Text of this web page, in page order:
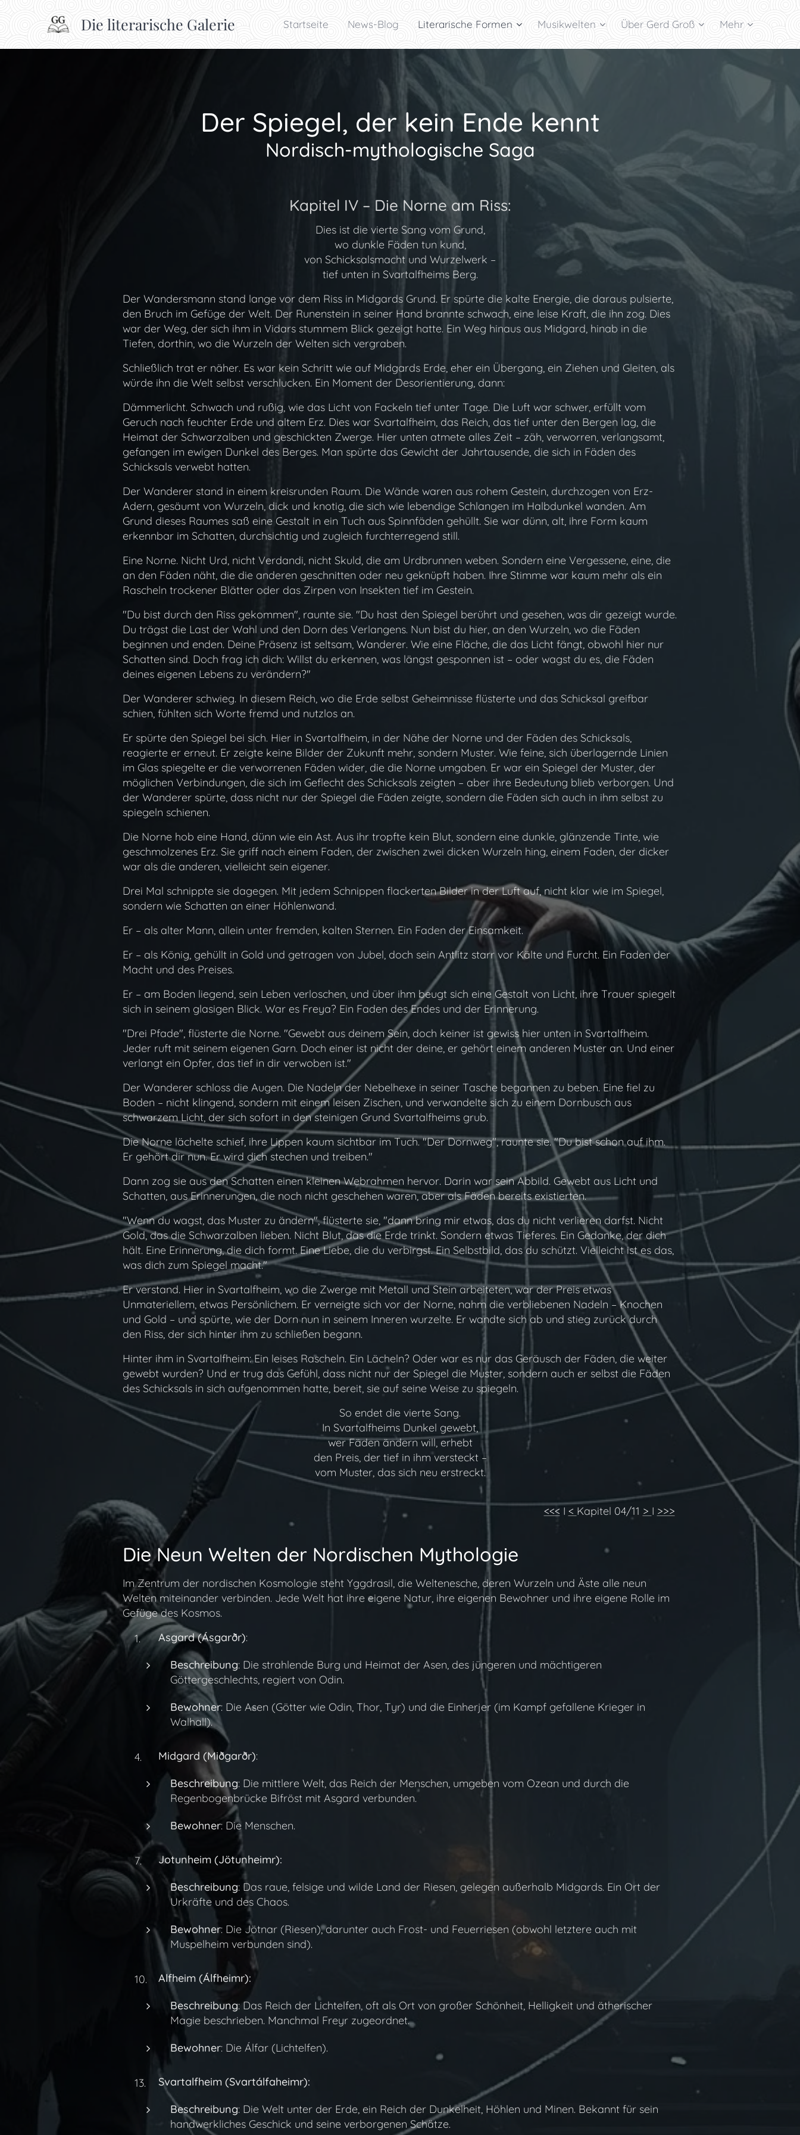
Die literarische Galerie Startseite News-Blog Literarische Formen Musikwelten Über Gerd Groß Mehr
Der Spiegel, der kein Ende kennt
Nordisch-mythologische Saga
Kapitel IV – Die Norne am Riss:
Dies ist die vierte Sang vom Grund,
wo dunkle Fäden tun kund,
von Schicksalsmacht und Wurzelwerk –
tief unten in Svartalfheims Berg.
Der Wandersmann stand lange vor dem Riss in Midgards Grund. Er spürte die kalte Energie, die daraus pulsierte,
den Bruch im Gefüge der Welt. Der Runenstein in seiner Hand brannte schwach, eine leise Kraft, die ihn zog. Dies
war der Weg, der sich ihm in Vidars stummem Blick gezeigt hatte. Ein Weg hinaus aus Midgard, hinab in die
Tiefen, dorthin, wo die Wurzeln der Welten sich vergraben.
Schließlich trat er näher. Es war kein Schritt wie auf Midgards Erde, eher ein Übergang, ein Ziehen und Gleiten, als
würde ihn die Welt selbst verschlucken. Ein Moment der Desorientierung, dann:
Dämmerlicht. Schwach und rußig, wie das Licht von Fackeln tief unter Tage. Die Luft war schwer, erfüllt vom
Geruch nach feuchter Erde und altem Erz. Dies war Svartalfheim, das Reich, das tief unter den Bergen lag, die
Heimat der Schwarzalben und geschickten Zwerge. Hier unten atmete alles Zeit – zäh, verworren, verlangsamt,
gefangen im ewigen Dunkel des Berges. Man spürte das Gewicht der Jahrtausende, die sich in Fäden des
Schicksals verwebt hatten.
Der Wanderer stand in einem kreisrunden Raum. Die Wände waren aus rohem Gestein, durchzogen von Erz-
Adern, gesäumt von Wurzeln, dick und knotig, die sich wie lebendige Schlangen im Halbdunkel wanden. Am
Grund dieses Raumes saß eine Gestalt in ein Tuch aus Spinnfäden gehüllt. Sie war dünn, alt, ihre Form kaum
erkennbar im Schatten, durchsichtig und zugleich furchterregend still.
Eine Norne. Nicht Urd, nicht Verdandi, nicht Skuld, die am Urdbrunnen weben. Sondern eine Vergessene, eine, die
an den Fäden näht, die die anderen geschnitten oder neu geknüpft haben. Ihre Stimme war kaum mehr als ein
Rascheln trockener Blätter oder das Zirpen von Insekten tief im Gestein.
"Du bist durch den Riss gekommen", raunte sie. "Du hast den Spiegel berührt und gesehen, was dir gezeigt wurde.
Du trägst die Last der Wahl und den Dorn des Verlangens. Nun bist du hier, an den Wurzeln, wo die Fäden
beginnen und enden. Deine Präsenz ist seltsam, Wanderer. Wie eine Fläche, die das Licht fängt, obwohl hier nur
Schatten sind. Doch frag ich dich: Willst du erkennen, was längst gesponnen ist – oder wagst du es, die Fäden
deines eigenen Lebens zu verändern?"
Der Wanderer schwieg. In diesem Reich, wo die Erde selbst Geheimnisse flüsterte und das Schicksal greifbar
schien, fühlten sich Worte fremd und nutzlos an.
Er spürte den Spiegel bei sich. Hier in Svartalfheim, in der Nähe der Norne und der Fäden des Schicksals,
reagierte er erneut. Er zeigte keine Bilder der Zukunft mehr, sondern Muster. Wie feine, sich überlagernde Linien
im Glas spiegelte er die verworrenen Fäden wider, die die Norne umgaben. Er war ein Spiegel der Muster, der
möglichen Verbindungen, die sich im Geflecht des Schicksals zeigten – aber ihre Bedeutung blieb verborgen. Und
der Wanderer spürte, dass nicht nur der Spiegel die Fäden zeigte, sondern die Fäden sich auch in ihm selbst zu
spiegeln schienen.
Die Norne hob eine Hand, dünn wie ein Ast. Aus ihr tropfte kein Blut, sondern eine dunkle, glänzende Tinte, wie
geschmolzenes Erz. Sie griff nach einem Faden, der zwischen zwei dicken Wurzeln hing, einem Faden, der dicker
war als die anderen, vielleicht sein eigener.
Drei Mal schnippte sie dagegen. Mit jedem Schnippen flackerten Bilder in der Luft auf, nicht klar wie im Spiegel,
sondern wie Schatten an einer Höhlenwand.
Er – als alter Mann, allein unter fremden, kalten Sternen. Ein Faden der Einsamkeit.
Er – als König, gehüllt in Gold und getragen von Jubel, doch sein Antlitz starr vor Kälte und Furcht. Ein Faden der
Macht und des Preises.
Er – am Boden liegend, sein Leben verloschen, und über ihm beugt sich eine Gestalt von Licht, ihre Trauer spiegelt
sich in seinem glasigen Blick. War es Freya? Ein Faden des Endes und der Erinnerung.
"Drei Pfade", flüsterte die Norne. "Gewebt aus deinem Sein, doch keiner ist gewiss hier unten in Svartalfheim.
Jeder ruft mit seinem eigenen Garn. Doch einer ist nicht der deine, er gehört einem anderen Muster an. Und einer
verlangt ein Opfer, das tief in dir verwoben ist."
Der Wanderer schloss die Augen. Die Nadeln der Nebelhexe in seiner Tasche begannen zu beben. Eine fiel zu
Boden – nicht klingend, sondern mit einem leisen Zischen, und verwandelte sich zu einem Dornbusch aus
schwarzem Licht, der sich sofort in den steinigen Grund Svartalfheims grub.
Die Norne lächelte schief, ihre Lippen kaum sichtbar im Tuch. "Der Dornweg", raunte sie. "Du bist schon auf ihm.
Er gehört dir nun. Er wird dich stechen und treiben."
Dann zog sie aus den Schatten einen kleinen Webrahmen hervor. Darin war sein Abbild. Gewebt aus Licht und
Schatten, aus Erinnerungen, die noch nicht geschehen waren, aber als Fäden bereits existierten.
"Wenn du wagst, das Muster zu ändern", flüsterte sie, "dann bring mir etwas, das du nicht verlieren darfst. Nicht
Gold, das die Schwarzalben lieben. Nicht Blut, das die Erde trinkt. Sondern etwas Tieferes. Ein Gedanke, der dich
hält. Eine Erinnerung, die dich formt. Eine Liebe, die du verbirgst. Ein Selbstbild, das du schützt. Vielleicht ist es das,
was dich zum Spiegel macht."
Er verstand. Hier in Svartalfheim, wo die Zwerge mit Metall und Stein arbeiteten, war der Preis etwas
Unmateriellem, etwas Persönlichem. Er verneigte sich vor der Norne, nahm die verbliebenen Nadeln – Knochen
und Gold – und spürte, wie der Dorn nun in seinem Inneren wurzelte. Er wandte sich ab und stieg zurück durch
den Riss, der sich hinter ihm zu schließen begann.
Hinter ihm in Svartalfheim: Ein leises Rascheln. Ein Lächeln? Oder war es nur das Geräusch der Fäden, die weiter
gewebt wurden? Und er trug das Gefühl, dass nicht nur der Spiegel die Muster, sondern auch er selbst die Fäden
des Schicksals in sich aufgenommen hatte, bereit, sie auf seine Weise zu spiegeln.
So endet die vierte Sang.
In Svartalfheims Dunkel gewebt,
wer Fäden ändern will, erhebt
den Preis, der tief in ihm versteckt –
vom Muster, das sich neu erstreckt.
<<< I < Kapitel 04/11 > I >>>
Die Neun Welten der Nordischen Mythologie
Im Zentrum der nordischen Kosmologie steht Yggdrasil, die Weltenesche, deren Wurzeln und Äste alle neun
Welten miteinander verbinden. Jede Welt hat ihre eigene Natur, ihre eigenen Bewohner und ihre eigene Rolle im
Gefüge des Kosmos.
Asgard (Ásgarðr):
Beschreibung: Die strahlende Burg und Heimat der Asen, des jüngeren und mächtigeren
Göttergeschlechts, regiert von Odin.
Bewohner: Die Asen (Götter wie Odin, Thor, Tyr) und die Einherjer (im Kampf gefallene Krieger in
Walhall).
Midgard (Miðgarðr):
Beschreibung: Die mittlere Welt, das Reich der Menschen, umgeben vom Ozean und durch die
Regenbogenbrücke Bifröst mit Asgard verbunden.
Bewohner: Die Menschen.
Jotunheim (Jötunheimr):
Beschreibung: Das raue, felsige und wilde Land der Riesen, gelegen außerhalb Midgards. Ein Ort der
Urkräfte und des Chaos.
Bewohner: Die Jötnar (Riesen), darunter auch Frost- und Feuerriesen (obwohl letztere auch mit
Muspelheim verbunden sind).
Alfheim (Álfheimr):
Beschreibung: Das Reich der Lichtelfen, oft als Ort von großer Schönheit, Helligkeit und ätherischer
Magie beschrieben. Manchmal Freyr zugeordnet.
Bewohner: Die Álfar (Lichtelfen).
Svartalfheim (Svartálfaheimr):
Beschreibung: Die Welt unter der Erde, ein Reich der Dunkelheit, Höhlen und Minen. Bekannt für sein
handwerkliches Geschick und seine verborgenen Schätze.